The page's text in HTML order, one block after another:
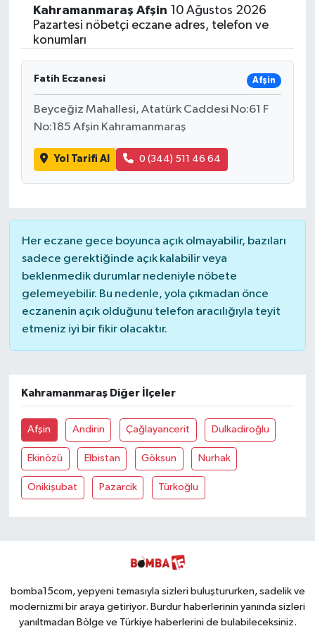
Kahramanmaraş Afşin 10 Ağustos 2026
Pazartesi nöbetçi eczane adres, telefon ve
konumları
Fatih Eczanesi Afşin
Beyceğiz Mahallesi, Atatürk Caddesi No:61 F
No:185 Afşin Kahramanmaraş
Yol Tarifi Al 0 (344) 511 46 64
Her eczane gece boyunca açık olmayabilir, bazıları
sadece gerektiğinde açık kalabilir veya
beklenmedik durumlar nedeniyle nöbete
gelemeyebilir. Bu nedenle, yola çıkmadan önce
eczanenin açık olduğunu telefon aracılığıyla teyit
etmeniz iyi bir fikir olacaktır.
Kahramanmaraş Diğer İlçeler
Afşin Andirin Çağlayancerit Dulkadiroğlu
Ekinözü Elbistan Göksun Nurhak
Onikişubat Pazarcik Türkoğlu
bomba15com, yepyeni temasıyla sizleri buluştururken, sadelik ve
modernizmi bir araya getiriyor. Burdur haberlerinin yanında sizleri
yanıltmadan Bölge ve Türkiye haberlerini de bulabileceksiniz.
Siyasetçi
Spor
Tebrik
Türkiye